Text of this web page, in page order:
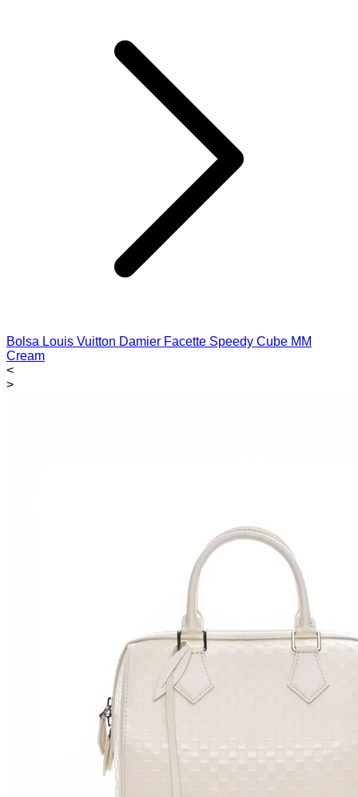
Bolsa Louis Vuitton Damier Facette Speedy Cube MM
Cream
<
>